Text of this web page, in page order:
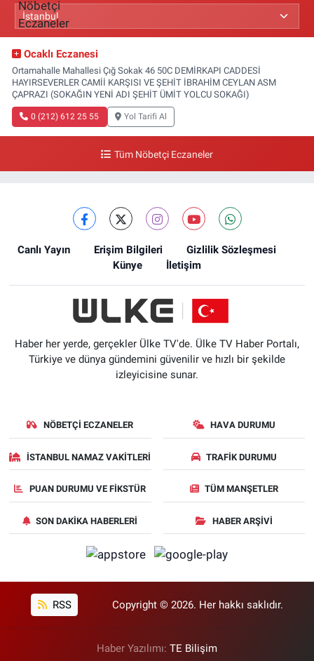
Ocaklı Eczanesi
Ortamahalle Mahallesi Çığ Sokak 46 50C DEMİRKAPI CADDESİ
HAYIRSEVERLER CAMİİ KARŞISI VE ŞEHİT İBRAHİM CEYLAN ASM
ÇAPRAZI (SOKAĞIN YENİ ADI ŞEHİT ÜMİT YOLCU SOKAĞI)
0 (212) 612 25 55 Yol Tarifi Al
Tüm Nöbetçi Eczaneler
Canlı Yayın Erişim Bilgileri
Gizlilik Sözleşmesi
Künye
İletişim
Haber her yerde, gerçekler Ülke TV'de. Ülke TV Haber Portalı,
Türkiye ve dünya gündemini güvenilir ve hızlı bir şekilde
izleyicisine sunar.
NÖBETÇI ECZANELER HAVA DURUMU
İSTANBUL NAMAZ VAKITLERI TRAFIK DURUMU
PUAN DURUMU VE FIKSTÜR TÜM MANŞETLER
SON DAKIKA HABERLERI HABER ARŞIVI
RSS Copyright © 2026. Her hakkı saklıdır.
Haber Yazılımı: TE Bilişim